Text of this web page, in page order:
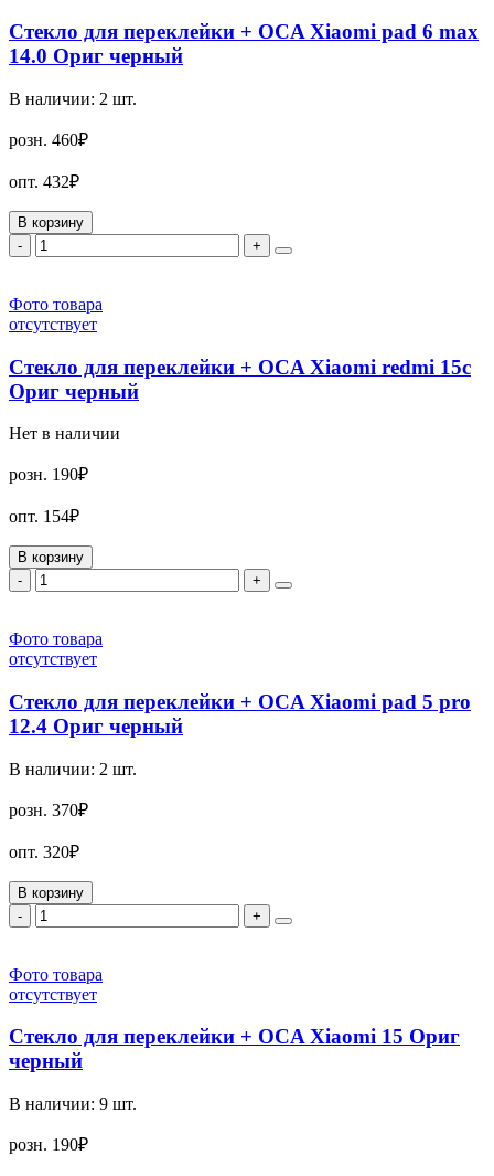
Стекло для переклейки + OCA Xiaomi pad 6 max
14.0 Ориг черный
В наличии: 2 шт.
розн. 460₽
опт. 432₽
В корзину
-
+
Фото товара
отсутствует
Стекло для переклейки + OCA Xiaomi redmi 15c
Ориг черный
Нет в наличии
розн. 190₽
опт. 154₽
В корзину
-
+
Фото товара
отсутствует
Стекло для переклейки + OCA Xiaomi pad 5 pro
12.4 Ориг черный
В наличии: 2 шт.
розн. 370₽
опт. 320₽
В корзину
-
+
Фото товара
отсутствует
Стекло для переклейки + OCA Xiaomi 15 Ориг
черный
В наличии: 9 шт.
розн. 190₽